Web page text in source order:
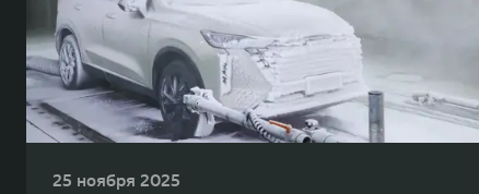
25 ноября 2025